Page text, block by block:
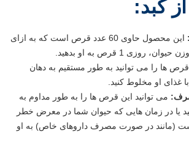
کبد:
این محصول حاوی 60 عدد قرص است که به ازای
قرص ها را می توانید به طور مستقیم به دهان
غذای او مخلوط کنید.
می توانید این قرص ها را به طور مداوم به
یا در زمان هایی که حیوان شما در معرض خطر
(مانند در صورت مصرف داروهای خاص) به او